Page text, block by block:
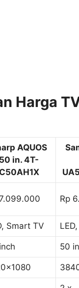
Harga
AQUOS
50 in. 4T-
C50AH1X
Rp
Smart TV
50